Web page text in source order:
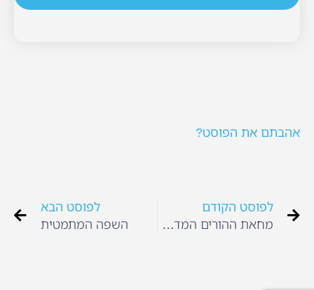
אהבתם את הפוסט?
לפוסט הקודם
מחאת ההורים המדריך המלא
לפוסט הבא
השפה המתמטית